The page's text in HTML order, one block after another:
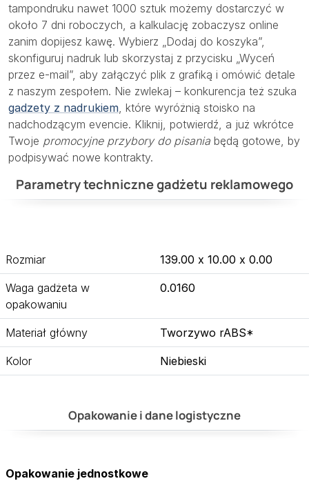
tampondruku nawet 1000 sztuk możemy dostarczyć w
około 7 dni roboczych, a kalkulację zobaczysz online
zanim dopijesz kawę. Wybierz „Dodaj do koszyka”,
skonfiguruj nadruk lub skorzystaj z przycisku „Wyceń
przez e-mail”, aby załączyć plik z grafiką i omówić detale
z naszym zespołem. Nie zwlekaj – konkurencja też szuka
gadzety z nadrukiem , które wyróżnią stoisko na
nadchodzącym evencie. Kliknij, potwierdź, a już wkrótce
Twoje promocyjne przybory do pisania będą gotowe, by
podpisywać nowe kontrakty.
Parametry techniczne gadżetu reklamowego
Rozmiar 139.00 x 10.00 x 0.00
Waga gadżeta w
opakowaniu
0.0160
Materiał główny Tworzywo rABS*
Kolor Niebieski
Opakowanie i dane logistyczne
Opakowanie jednostkowe